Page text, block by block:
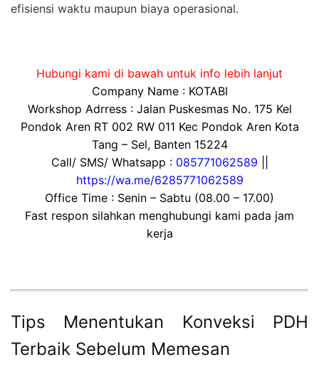
efisiensi waktu maupun biaya operasional.
Hubungi kami di bawah untuk info lebih lanjut
Company Name : KOTABI
Workshop Adrress : Jalan Puskesmas No. 175 Kel
Pondok Aren RT 002 RW 011 Kec Pondok Aren Kota
Tang – Sel, Banten 15224
Call/ SMS/ Whatsapp : 085771062589
https://wa.me/6285771062589
Office Time : Senin – Sabtu (08.00 – 17.00)
Fast respon silahkan menghubungi kami pada jam
kerja
Tips Menentukan Konveksi PDH
Terbaik Sebelum Memesan